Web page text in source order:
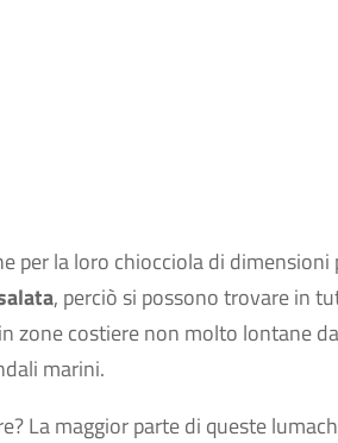
la loro chiocciola di dimensioni
, perciò si possono trovare in
zone costiere non molto lontane
marini.
La maggior parte di queste